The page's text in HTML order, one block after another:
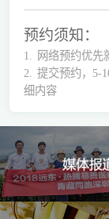
预约须知：
1.
网络预约优先
2.
提交预约，5-
细内容